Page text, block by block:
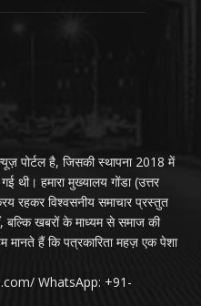
पोर्टल है, जिसकी स्थापना 2018 में
थी। हमारा मुख्यालय गोंडा (उत्तर
रहकर विश्वसनीय समाचार प्रस्तुत
बल्कि खबरों के माध्यम से समाज की
हैं कि पत्रकारिता महज़ एक पेशा
WhatsApp: +91-